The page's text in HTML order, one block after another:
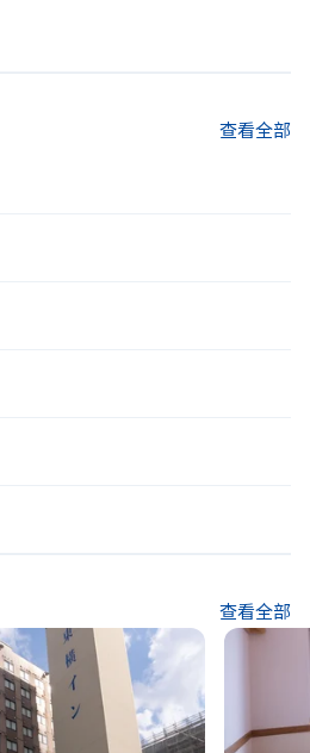
查看全部
查看全部